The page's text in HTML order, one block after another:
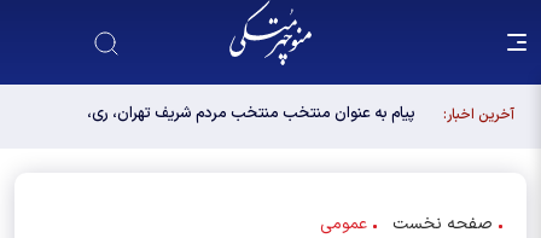
آخرین اخبار:
پیام به عنوان منتخب منتخب مردم شریف تهران، ری،
صفحه نخست عمومی